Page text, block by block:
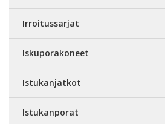
Irroitussarjat
Iskuporakoneet
Istukanjatkot
Istukanporat